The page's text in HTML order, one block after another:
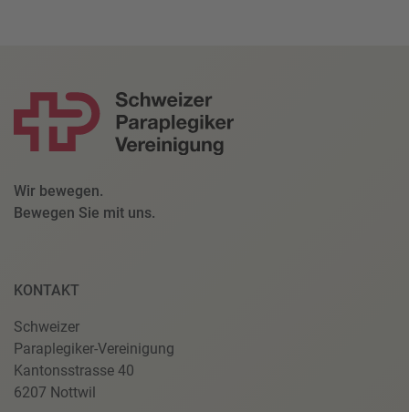
Wir bewegen.
Bewegen Sie mit uns.
KONTAKT
Schweizer
Paraplegiker-Vereinigung
Kantonsstrasse 40
6207 Nottwil